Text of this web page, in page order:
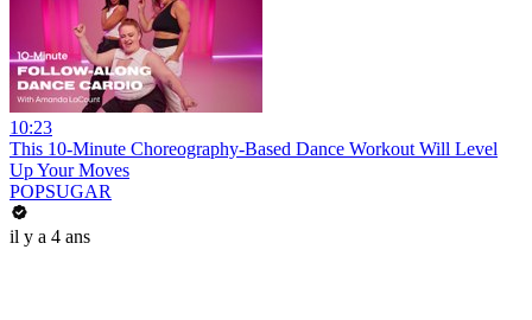
10:23
This 10-Minute Choreography-Based Dance Workout Will Level
Up Your Moves
POPSUGAR
il y a 4 ans